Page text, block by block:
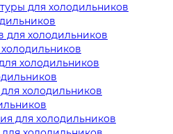
для холодильников
для холодильников
холодильников
холодильников
для холодильников